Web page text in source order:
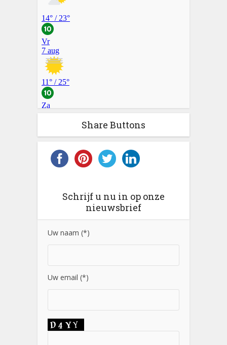
Share Buttons
Schrijf u nu in op onze
nieuwsbrief
Uw naam (*)
Uw email (*)